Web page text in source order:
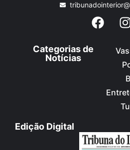
Categorias de
Notícias
Edição Digital